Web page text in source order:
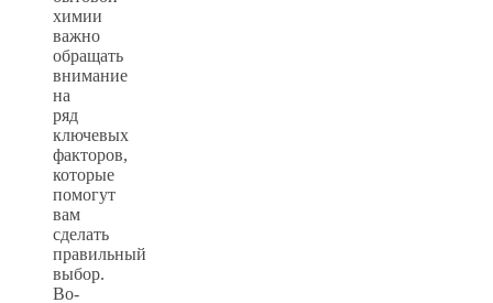
химии
важно
обращать
внимание
на
ряд
ключевых
факторов,
которые
помогут
вам
сделать
правильный
выбор.
Во-